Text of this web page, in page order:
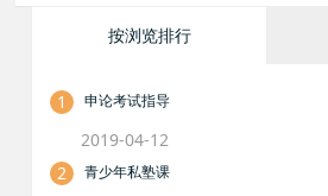
按浏览排行
1 申论考试指导
2019-04-12
2
青少年私塾课